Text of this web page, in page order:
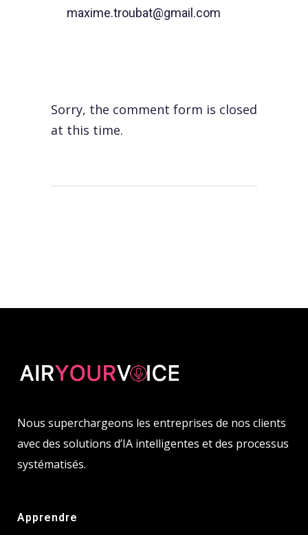
maxime.troubat@gmail.com
Sorry, the comment form is closed
at this time.
Nous superchargeons les entreprises de nos clients
avec des solutions d’IA intelligentes et des processus
systématisés.
Apprendre